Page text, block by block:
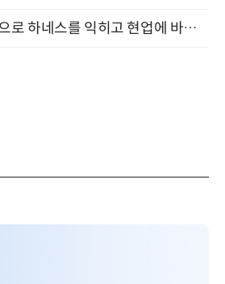
단 하루, 이론과 실습으로 하네스를 익히고 현업에 바로 쓰는 핸즈온 워크숍 (8/20)